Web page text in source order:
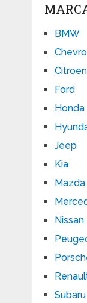
BMW
Citroen
Ford
Honda
Jeep
Kia
Mazda
Nissan
Subaru